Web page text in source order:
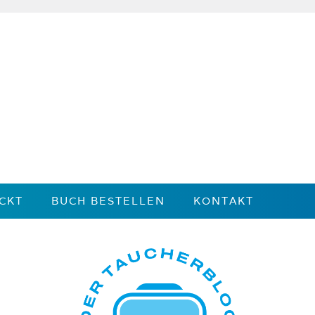
BUCH BESTELLEN KONTAKT